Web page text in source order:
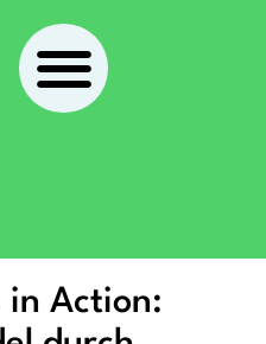
in Action: